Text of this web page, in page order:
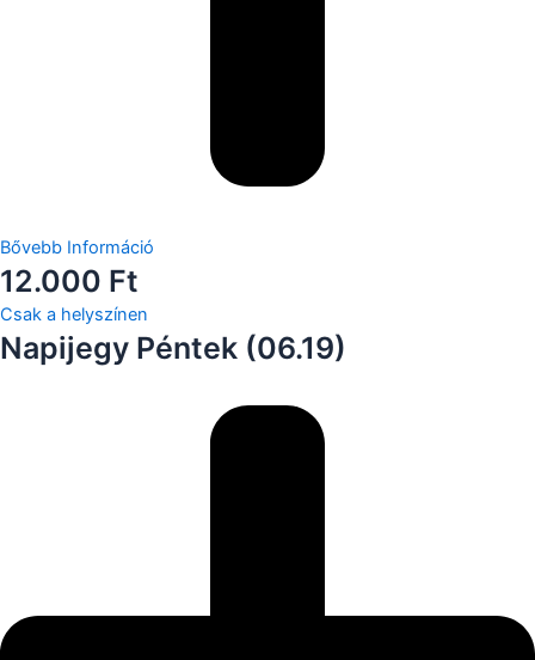
Bővebb Információ
12.000 Ft
Csak a helyszínen
Napijegy Péntek (06.19)